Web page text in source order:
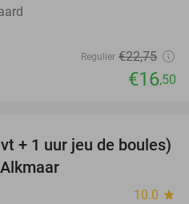
Regulier €22,75
€16,50
29%
+ 1 uur jeu de boules)
10.0 star